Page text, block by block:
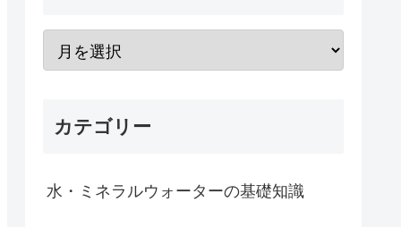
カテゴリー
水・ミネラルウォーターの基礎知識